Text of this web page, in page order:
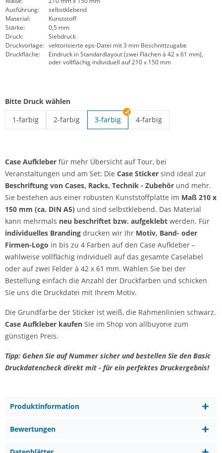
Ausführung:
selbstklebend
Material:
Kunststoff
Stärke:
0,5 mm
Druck:
Siebdruck
Druckvorlage: vektorisierte eps-Datei mit 3 mm Beschnittzugabe
Druckfläche:
Eindruck in Standardlayout (zwei Flächen à 42 x 61 mm),
oder vollflächig individuell auf 210 x 150 mm
Bitte Druck wählen
1-farbig
2-farbig
3-farbig
4-farbig
Case Aufkleber für mehr Übersicht auf Tour, bei
Veranstaltungen und am Set: Die Case Sticker sind ideal zur
Beschriftung von Cases, Racks, Technik - Zubehör und mehr.
Sie bestehen aus einer robusten Kunststoffplatte im Maß 210 x
150 mm (ca. DIN A5) und sind selbstklebend. Das Material
kann mehrmals neu beschriftet bzw. aufgeklebt werden. Für
individuelles Branding drucken wir Ihr Motiv, Band- oder
Firmen-Logo in bis zu 4 Farben auf den Case Aufkleber –
wahlweise vollflächig individuell auf das gesamte Caselabel
oder auf zwei Felder à 42 x 61 mm. Wählen Sie bei der
Bestellung einfach die Anzahl der Druckfarben und schicken
Sie uns die Druckdatei mit Ihrem Motiv.
Die Grundfarbe der Sticker ist weiß, die Rahmenlinien schwarz.
Case Aufkleber kaufen Sie im Shop von allbuyone zum
günstigen Preis.
Tipp: Gehen Sie auf Nummer sicher und bestellen Sie den Basic
Druckdatencheck direkt mit - für ein perfektes Druckergebnis!
Produktinformation
Bewertungen